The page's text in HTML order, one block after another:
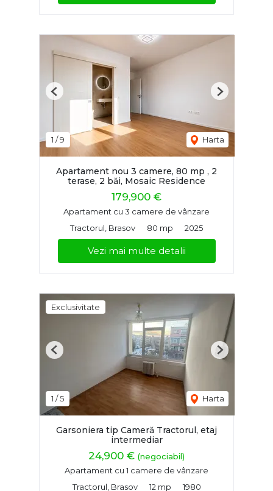
1 /9 Harta
Previous Next
Apartament nou 3 camere, 80 mp , 2
terase, 2 băi, Mosaic Residence
179,900 €
Apartament cu 3 camere de vânzare
Tractorul, Brasov
80 mp 2025
Vezi mai multe detalii
Exclusivitate
1 /5 Harta
Previous Next
Garsoniera tip Cameră Tractorul, etaj
intermediar
24,900 € (negociabil)
Apartament cu 1 camere de vânzare
Tractorul, Brasov
12 mp 1980